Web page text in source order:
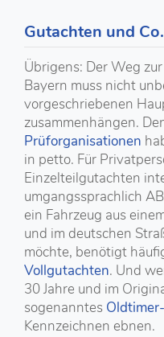
Gutachten und Co.
Übrigens: Der Weg
Bayern muss nicht
vorgeschriebenen
zusammenhängen.
Prüforganisationen
in petto. Für
Einzelteilgutachten
umgangssprachlich
ein Fahrzeug aus
und im deutschen
möchte, benötigt
Vollgutachten. Und
30 Jahre und im
sogenanntes
Kennzeichnen ebnen.